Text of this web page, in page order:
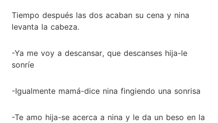
Tiempo después las dos acaban su cena y nina
levanta la cabeza.
-Ya me voy a descansar, que descanses hija-le
sonríe
-Igualmente mamá-dice nina fingiendo una sonrisa
-Te amo hija-se acerca a nina y le da un beso en la